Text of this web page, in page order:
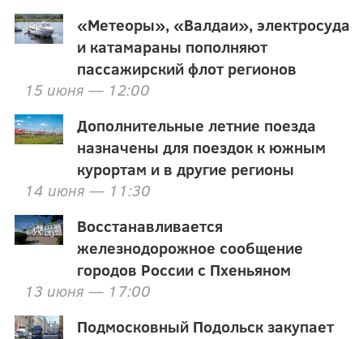
«Метеоры», «Валдаи», электросуда
и катамараны пополняют
пассажирский флот регионов
15 июня — 12:00
Дополнительные летние поезда
назначены для поездок к южным
курортам и в другие регионы
14 июня — 11:30
Восстанавливается
железнодорожное сообщение
городов России с Пхеньяном
13 июня — 17:00
Подмосковный Подольск закупает